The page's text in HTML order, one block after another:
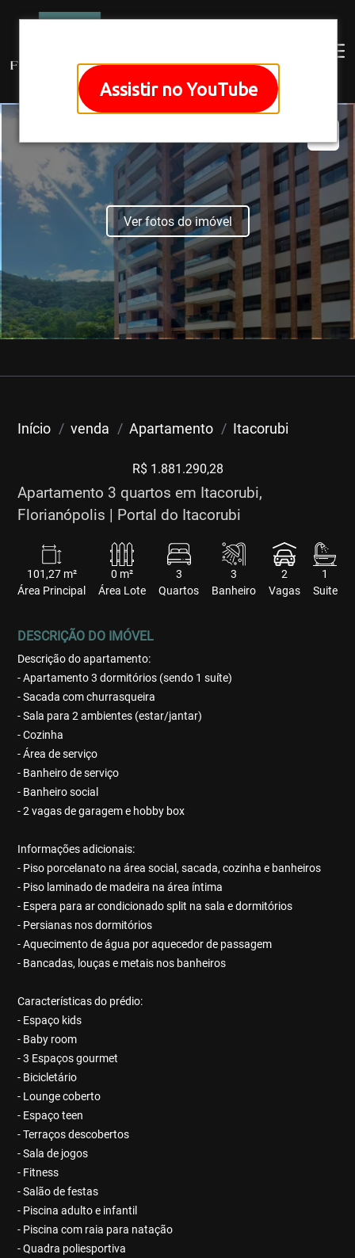
Assistir no YouTube
Ver fotos do imóvel
Início venda Apartamento Itacorubi
R$ 1.881.290,28
Apartamento 3 quartos em Itacorubi,
Florianópolis | Portal do Itacorubi
101,27 m²
Área Principal
0 m²
Área Lote
3
Quartos
3
Banheiro
2
Vagas
1
Suite
DESCRIÇÃO DO IMÓVEL
Descrição do apartamento:
- Apartamento 3 dormitórios (sendo 1 suíte)
- Sacada com churrasqueira
- Sala para 2 ambientes (estar/jantar)
- Cozinha
- Área de serviço
- Banheiro de serviço
- Banheiro social
- 2 vagas de garagem e hobby box
Informações adicionais:
- Piso porcelanato na área social, sacada, cozinha e banheiros
- Piso laminado de madeira na área íntima
- Espera para ar condicionado split na sala e dormitórios
- Persianas nos dormitórios
- Aquecimento de água por aquecedor de passagem
- Bancadas, louças e metais nos banheiros
Características do prédio:
- Espaço kids
- Baby room
- 3 Espaços gourmet
- Bicicletário
- Lounge coberto
- Espaço teen
- Terraços descobertos
- Sala de jogos
- Fitness
- Salão de festas
- Piscina adulto e infantil
- Piscina com raia para natação
- Quadra poliesportiva